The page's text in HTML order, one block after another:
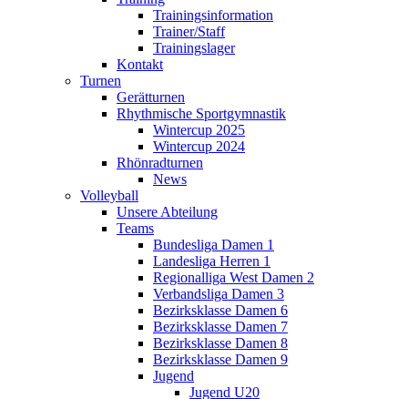
Trainingsinformation
Trainer/Staff
Trainingslager
Kontakt
Turnen
Gerätturnen
Rhythmische Sportgymnastik
Wintercup 2025
Wintercup 2024
Rhönradturnen
News
Volleyball
Unsere Abteilung
Teams
Bundesliga Damen 1
Landesliga Herren 1
Regionalliga West Damen 2
Verbandsliga Damen 3
Bezirksklasse Damen 6
Bezirksklasse Damen 7
Bezirksklasse Damen 8
Bezirksklasse Damen 9
Jugend
Jugend U20